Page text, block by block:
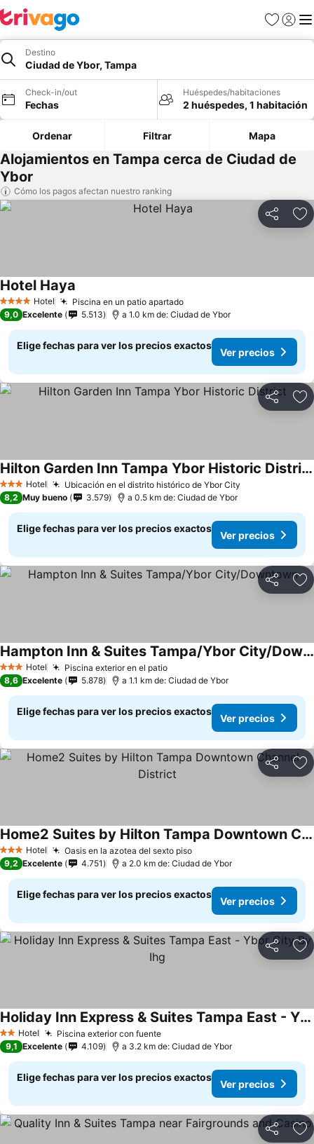
Favoritos
Iniciar
Destino
Ciudad de Ybor, Tampa
Check-in/out
Fechas
Huéspedes/habitaciones
2 huéspedes, 1 habitación
Ordenar Filtrar Mapa
Alojamientos en Tampa cerca de Ciudad de
Ybor
Cómo los pagos afectan nuestro ranking
Compartir
4 EstrellasHotel Piscina en un patio apartado
Hotel Haya
9,0 Excelente 5.513 a 1.0 km de: Ciudad de Ybor
Elige fechas para ver los precios exactos
Ver precios
Compartir
3 Estrellas
Hotel Ubicación en el distrito histórico de Ybor City
Hilton Garden Inn Tampa Ybor Historic District
8,2 Muy bueno 3.579 a 0.5 km de: Ciudad de Ybor
Elige fechas para ver los precios exactos
Ver precios
Compartir
3 Estrellas
Hotel Piscina exterior en el patio
Hampton Inn & Suites Tampa/Ybor City/Downtown
8,6 Excelente 5.878 a 1.1 km de: Ciudad de Ybor
Elige fechas para ver los precios exactos
Ver precios
Compartir
3 Estrellas
Hotel Oasis en la azotea del sexto piso
Home2 Suites by Hilton Tampa Downtown Channel District
9,2 Excelente 4.751 a 2.0 km de: Ciudad de Ybor
Elige fechas para ver los precios exactos
Ver precios
Compartir
2 Estrellas
Hotel Piscina exterior con fuente
Holiday Inn Express & Suites Tampa East - Ybor City By Ihg
9,1 Excelente 4.109 a 3.2 km de: Ciudad de Ybor
Elige fechas para ver los precios exactos
Ver precios
Compartir